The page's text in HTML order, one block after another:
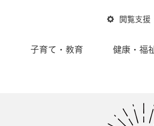
閲覧支援
子育て・教育 健康・福